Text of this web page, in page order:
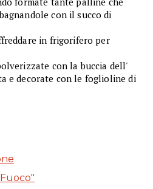
con il succo di
in frigorifero per
con la buccia dell'
e decorate con le foglioline di